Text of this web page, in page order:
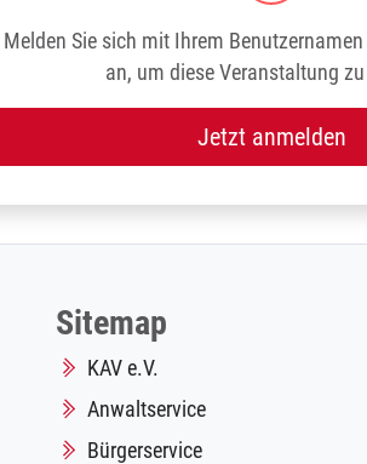
Melden Sie sich mit Ihrem
an, um diese Veranstaltung
Jetzt anmelden
Sitemap
KAV e.V.
Anwaltservice
Bürgerservice